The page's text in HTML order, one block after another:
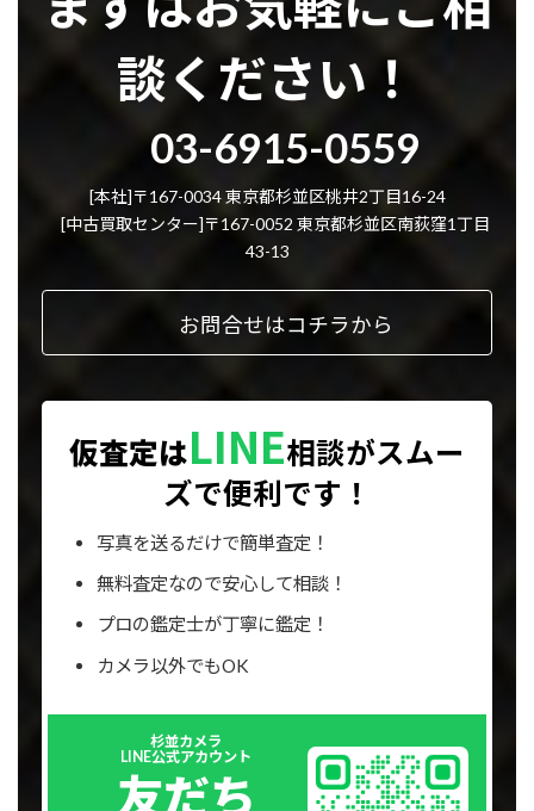
談ください！
03-6915-0559
[本社]〒167-0034 東京都杉並区桃井2丁目16-24
[中古買取センター]〒167-0052 東京都杉並区南荻窪1丁目
43-13
お問合せはコチラから
仮査定はLINE相談がスムー
ズで便利です！
写真を送るだけで簡単査定！
無料査定なので安心して相談！
プロの鑑定士が丁寧に鑑定！
カメラ以外でもOK
杉並カメラ
LINE公式アカウント
友だち